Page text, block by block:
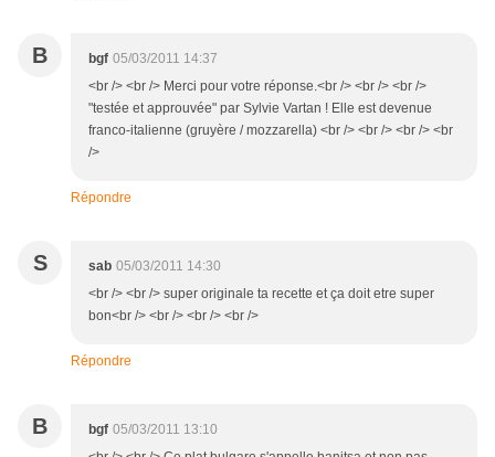
B bgf 05/03/2011 14:37
<br /> <br /> Merci pour votre réponse.<br /> <br /> <br />
"testée et approuvée" par Sylvie Vartan ! Elle est devenue
franco-italienne (gruyère / mozzarella) <br /> <br /> <br /> <br
/>
Répondre
S sab 05/03/2011 14:30
<br /> <br /> super originale ta recette et ça doit etre super
bon<br /> <br /> <br /> <br />
Répondre
B bgf 05/03/2011 13:10